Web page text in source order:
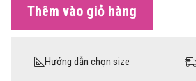
Thêm vào giỏ hàng
Hướng dẫn chọn size